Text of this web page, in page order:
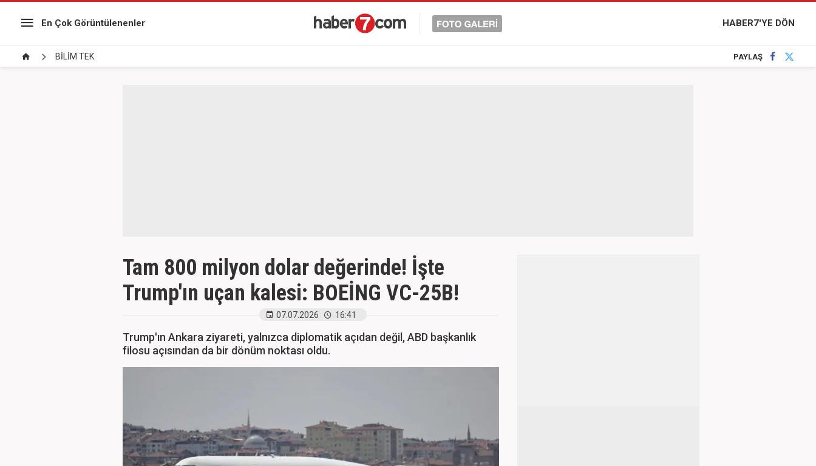
En Çok Görüntülenenler HABER7'YE DÖN
BİLİM TEK PAYLAŞ
Tam 800 milyon dolar değerinde! İşte
Trump'ın uçan kalesi: BOEİNG VC-25B!
07.07.2026 16:41
Trump'ın Ankara ziyareti, yalnızca diplomatik açıdan değil, ABD başkanlık
filosu açısından da bir dönüm noktası oldu.